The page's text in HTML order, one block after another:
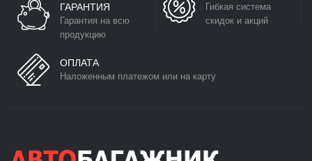
ГАРАНТИЯ
Гарантия на всю
продукцию
Гибкая система
скидок и акций
ОПЛАТА
Наложенным платежом или на карту